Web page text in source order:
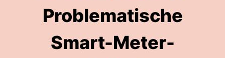
Problematische
Smart-Meter-